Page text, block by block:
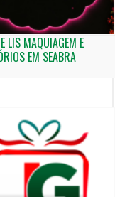
LIS MAQUIAGEM E
EM SEABRA